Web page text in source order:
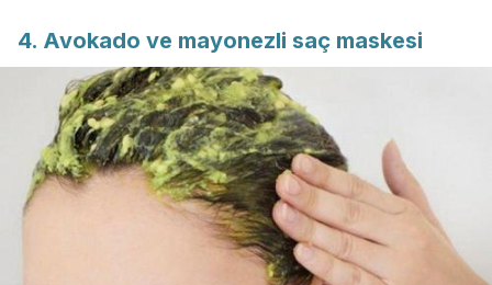
4. Avokado ve mayonezli saç maskesi